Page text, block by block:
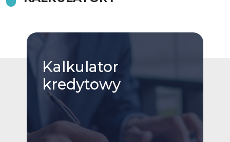
Kalkulator
kredytowy